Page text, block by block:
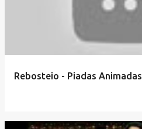
Rebosteio - Piadas Animadas